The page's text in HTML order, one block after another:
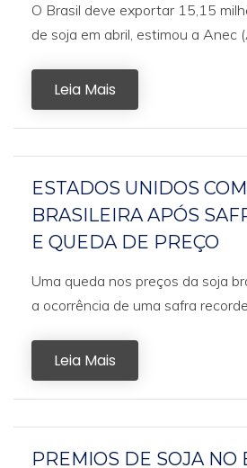
O Brasil deve exportar 15,15
de soja em abril, estimou a Anec
Leia Mais
ESTADOS UNIDOS
BRASILEIRA APÓS
E QUEDA DE PREÇO
Uma queda nos preços da soja
a ocorrência de uma safra
Leia Mais
PREMIOS DE SOJA NO